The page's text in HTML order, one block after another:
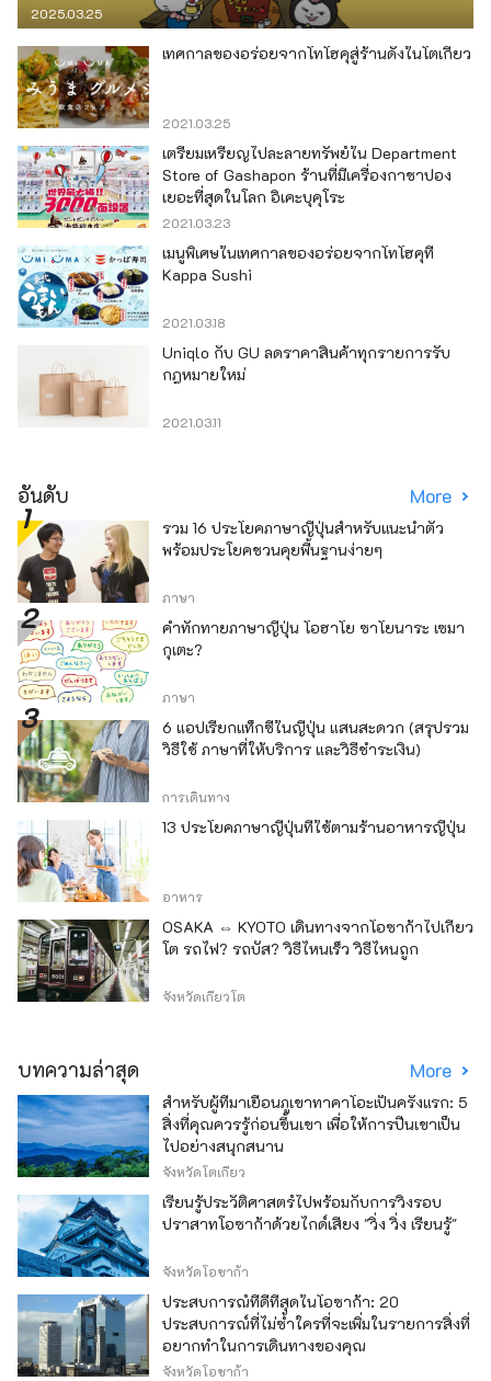
2025.03.25
เทศกาลของอร่อยจากโทโฮคุสู่ร้านดังในโตเกียว
2021.03.25
เตรียมเหรียญไปละลายทรัพย์ใน Department
Store of Gashapon ร้านที่มีเครื่องกาชาปอง
เยอะที่สุดในโลก อิเคะบุคุโระ
2021.03.23
เมนูพิเศษในเทศกาลของอร่อยจากโทโฮคุที่
Kappa Sushi
2021.03.18
Uniqlo กับ GU ลดราคาสินค้าทุกรายการรับ
กฎหมายใหม่
2021.03.11
อันดับ More
รวม 16 ประโยคภาษาญี่ปุ่นสำหรับแนะนำตัว
พร้อมประโยคชวนคุยพื้นฐานง่ายๆ
ภาษา
คำทักทายภาษาญี่ปุ่น โอฮาโย ซาโยนาระ เซมา
กุเตะ?
ภาษา
6 แอปเรียกแท็กซี่ในญี่ปุ่น แสนสะดวก (สรุปรวม
วิธีใช้ ภาษาที่ให้บริการ และวิธีชำระเงิน)
การเดินทาง
13 ประโยคภาษาญี่ปุ่นที่ใช้ตามร้านอาหารญี่ปุ่น
อาหาร
OSAKA ⇔ KYOTO เดินทางจากโอซาก้าไปเกียว
โต รถไฟ? รถบัส? วิธีไหนเร็ว วิธีไหนถูก
จังหวัดเกียวโต
บทความล่าสุด More
สำหรับผู้ที่มาเยือนภูเขาทาคาโอะเป็นครั้งแรก: 5
สิ่งที่คุณควรรู้ก่อนขึ้นเขา เพื่อให้การปีนเขาเป็น
ไปอย่างสนุกสนาน
จังหวัดโตเกียว
เรียนรู้ประวัติศาสตร์ไปพร้อมกับการวิ่งรอบ
ปราสาทโอซาก้าด้วยไกด์เสียง "วิ่ง วิ่ง เรียนรู้"
จังหวัดโอซาก้า
ประสบการณ์ที่ดีที่สุดในโอซาก้า: 20
ประสบการณ์ที่ไม่ซ้ำใครที่จะเพิ่มในรายการสิ่งที่
อยากทำในการเดินทางของคุณ
จังหวัดโอซาก้า